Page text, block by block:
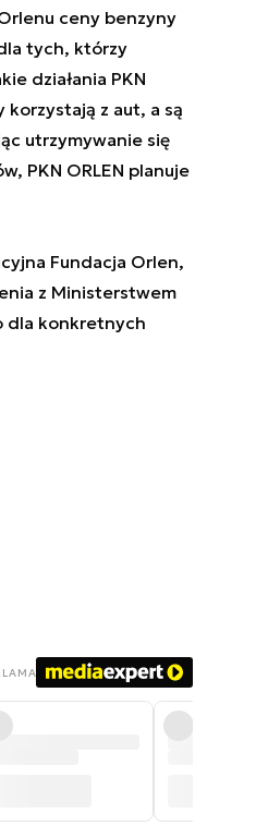
ceny benzyny
tych, którzy
działania PKN
z aut, a są
utrzymywanie się
PKN ORLEN planuje
Fundacja Orlen,
z Ministerstwem
dla konkretnych